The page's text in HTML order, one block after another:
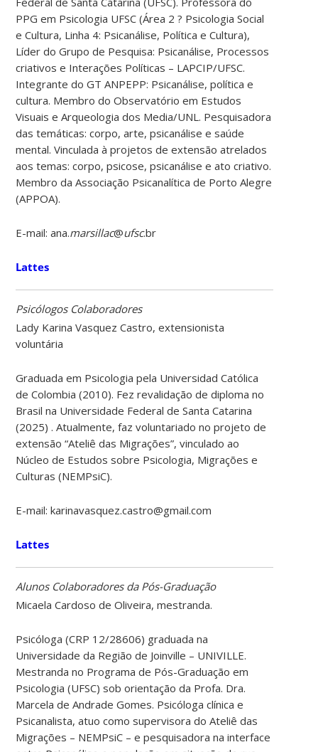
PPG em Psicologia UFSC (Área 2 ? Psicologia Social
e Cultura, Linha 4: Psicanálise, Política e Cultura),
Líder do Grupo de Pesquisa: Psicanálise, Processos
criativos e Interações Políticas – LAPCIP/UFSC.
Integrante do GT ANPEPP: Psicanálise, política e
cultura. Membro do Observatório em Estudos
Visuais e Arqueologia dos Media/UNL. Pesquisadora
das temáticas: corpo, arte, psicanálise e saúde
mental. Vinculada à projetos de extensão atrelados
aos temas: corpo, psicose, psicanálise e ato criativo.
Membro da Associação Psicanalítica de Porto Alegre
(APPOA).
E-mail: ana.marsillac@ufsc.br
Lattes
Psicólogos Colaboradores
Lady Karina Vasquez Castro, extensionista
voluntária
Graduada em Psicologia pela Universidad Católica
de Colombia (2010). Fez revalidação de diploma no
Brasil na Universidade Federal de Santa Catarina
(2025) . Atualmente, faz voluntariado no projeto de
extensão “Ateliê das Migrações”, vinculado ao
Núcleo de Estudos sobre Psicologia, Migrações e
Culturas (NEMPsiC).
E-mail: karinavasquez.castro@gmail.com
Lattes
Alunos Colaboradores da Pós-Graduação
Micaela Cardoso de Oliveira, mestranda.
Psicóloga (CRP 12/28606) graduada na
Universidade da Região de Joinville – UNIVILLE.
Mestranda no Programa de Pós-Graduação em
Psicologia (UFSC) sob orientação da Profa. Dra.
Marcela de Andrade Gomes. Psicóloga clínica e
Psicanalista, atuo como supervisora do Ateliê das
Migrações – NEMPsiC – e pesquisadora na interface